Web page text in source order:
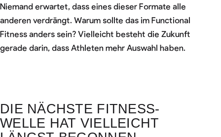
Niemand erwartet, dass eines dieser Formate alle
anderen verdrängt. Warum sollte das im Functional
Fitness anders sein? Vielleicht besteht die Zukunft
gerade darin, dass Athleten mehr Auswahl haben.
DIE NÄCHSTE FITNESS-
WELLE HAT VIELLEICHT